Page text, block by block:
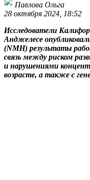
Павлова Ольга
28 октября 2024, 18:52
Исследователи
Анджелесе
(NMH) результаты
связь между риском
и нарушениями
возрасте, а также с